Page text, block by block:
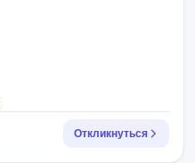
Откликнуться